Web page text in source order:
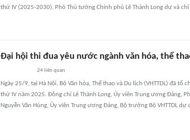
thứ IV (2025-2030). Phó Thủ tướng Chính phủ Lê Thành Long dự và
Đại hội thi đua yêu nước ngành văn hóa, thể
24liên quan
Ngày 25/9, tại Hà Nội, Bộ Văn hóa, Thể thao và Du lịch (VHTTDL) đã
thứ IV năm 2025. Đồng chí Lê Thành Long, Ủy viên Trung ương Đảng,
Nguyễn Văn Hùng, Ủy viên Trung ương Đảng, Bộ trưởng Bộ VHTTDL dự